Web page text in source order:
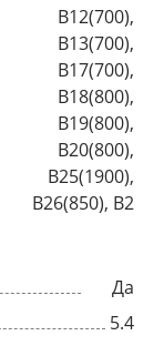
B12(700),
B13(700),
B17(700),
B18(800),
B19(800),
B20(800),
B25(1900),
B26(850), B2
Да
5.4